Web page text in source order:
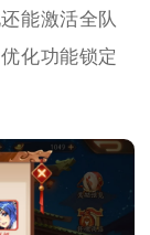
能激活全队
化功能锁定